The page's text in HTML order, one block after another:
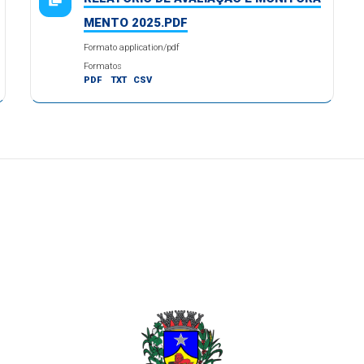
MENTO 2025.PDF
Formato application/pdf
Formatos
PDF
TXT CSV